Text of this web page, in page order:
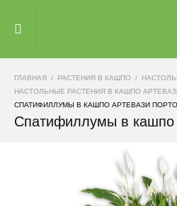
ГЛАВНАЯ РАСТЕНИЯ В КАШПО
НАСТОЛЬНЫЕ РАСТЕНИЯ В КАШПО
СПАТИФИЛЛУМЫ В КАШПО АРТЕВАЗИ
Спатифиллумы в кашпо